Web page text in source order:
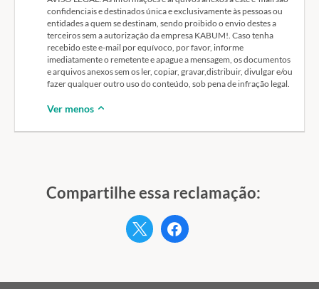
confidenciais e destinados única e exclusivamente às pessoas ou
entidades a quem se destinam, sendo proibido o envio destes a
terceiros sem a autorização da empresa KABUM!. Caso tenha
recebido este e-mail por equívoco, por favor, informe
imediatamente o remetente e apague a mensagem, os documentos
e arquivos anexos sem os ler, copiar, gravar,distribuir, divulgar e/ou
fazer qualquer outro uso do conteúdo, sob pena de infração legal.
Ver menos
Compartilhe essa reclamação:
TwitterFacebook